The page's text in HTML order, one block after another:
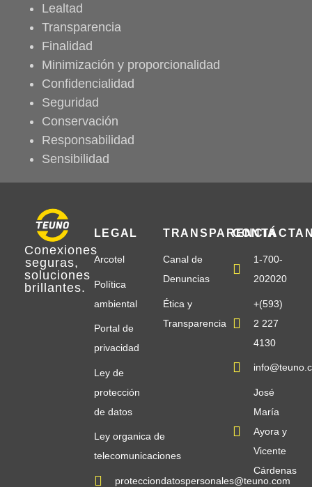
Lealtad
Transparencia
Finalidad
Minimización y proporcionalidad
Confidencialidad
Seguridad
Conservación
Responsabilidad
Sensibilidad
Conexiones
seguras,
soluciones
brillantes.
LEGAL
Arcotel
Política
ambiental
Portal de
privacidad
Ley de
protección
de datos
Ley organica de
telecomunicaciones
protecciondatospersonales@teuno.com
TRANSPARENCIA
Canal de
Denuncias
Ética y
Transparencia
1-700-
202020
+(593)
2 227
4130
José
María
Ayora y
Vicente
Cárdenas